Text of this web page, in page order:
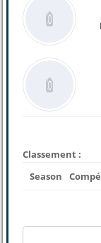
Classement :
Season